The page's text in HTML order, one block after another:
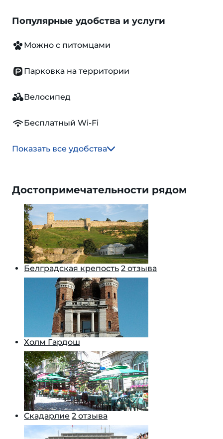
Популярные удобства и услуги
Можно с питомцами
Парковка на территории
Велосипед
Бесплатный Wi-Fi
Показать все удобства
Достопримечательности рядом
Белградская крепость 2 отзыва
Холм Гардош
Скадарлие 2 отзыва